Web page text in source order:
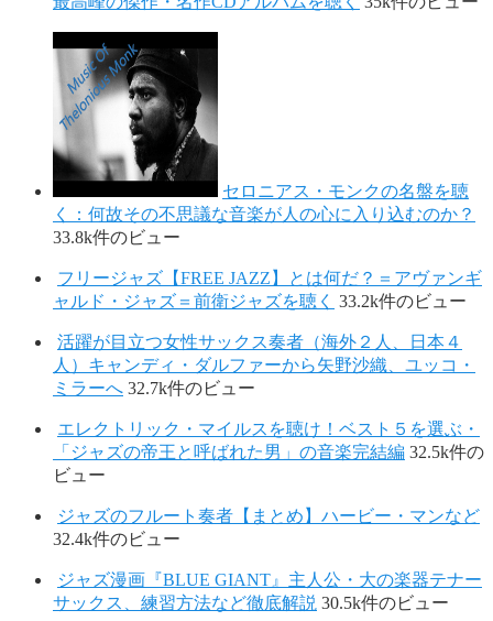
セロニアス・モンクの名盤を聴
く：何故その不思議な音楽が人の心に入り込むのか？
33.8k件のビュー
フリージャズ【FREE JAZZ】とは何だ？＝アヴァンギ
ャルド・ジャズ＝前衛ジャズを聴く 33.2k件のビュー
活躍が目立つ女性サックス奏者（海外２人、日本４
人）キャンディ・ダルファーから矢野沙織、ユッコ・
ミラーへ 32.7k件のビュー
エレクトリック・マイルスを聴け！ベスト５を選ぶ・
「ジャズの帝王と呼ばれた男」の音楽完結編 32.5k件の
ビュー
ジャズのフルート奏者【まとめ】ハービー・マンなど
32.4k件のビュー
ジャズ漫画『BLUE GIANT』主人公・大の楽器テナー
サックス、練習方法など徹底解説 30.5k件のビュー